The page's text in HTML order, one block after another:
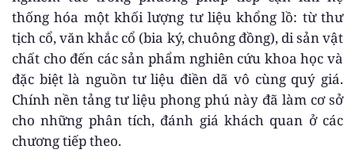
thống hóa một khối lượng tư liệu khổng lồ: từ thư
tịch cổ, văn khắc cổ (bia ký, chuông đồng), di sản vật
chất cho đến các sản phẩm nghiên cứu khoa học và
đặc biệt là nguồn tư liệu điền dã vô cùng quý giá.
Chính nền tảng tư liệu phong phú này đã làm cơ sở
cho những phân tích, đánh giá khách quan ở các
chương tiếp theo.